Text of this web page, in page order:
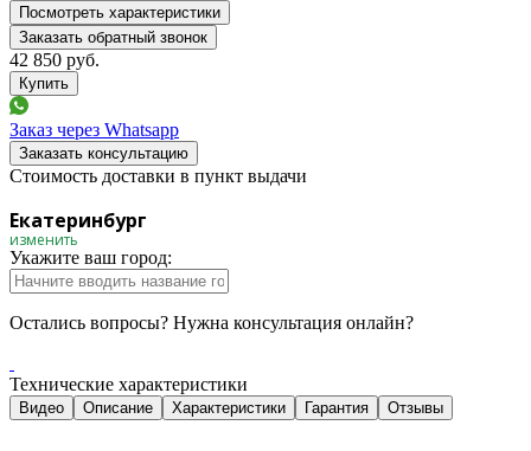
Посмотреть характеристики
Заказать обратный звонок
42 850 руб.
Заказ через Whatsapp
Заказать консультацию
Стоимость доставки в пункт выдачи
Екатеринбург
изменить
Укажите ваш город:
Остались вопросы? Нужна консультация онлайн?
Технические характеристики
Видео Описание Характеристики Гарантия Отзывы